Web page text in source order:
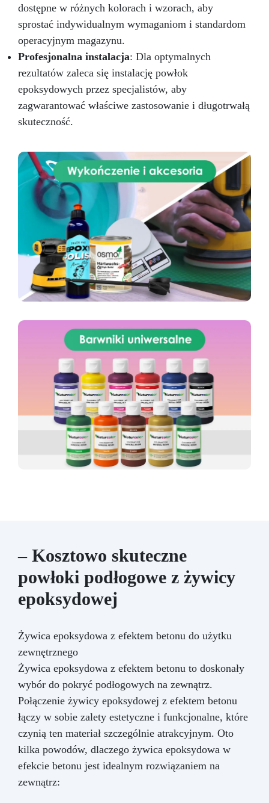
dostępne w różnych kolorach i wzorach, aby
sprostać indywidualnym wymaganiom i standardom
operacyjnym magazynu.
Profesjonalna instalacja: Dla optymalnych
rezultatów zaleca się instalację powłok
epoksydowych przez specjalistów, aby
zagwarantować właściwe zastosowanie i długotrwałą
skuteczność.
– Kosztowo skuteczne
powłoki podłogowe z żywicy
epoksydowej
Żywica epoksydowa z efektem betonu do użytku
zewnętrznego
Żywica epoksydowa z efektem betonu to doskonały
wybór do pokryć podłogowych na zewnątrz.
Połączenie żywicy epoksydowej z efektem betonu
łączy w sobie zalety estetyczne i funkcjonalne, które
czynią ten materiał szczególnie atrakcyjnym. Oto
kilka powodów, dlaczego żywica epoksydowa w
efekcie betonu jest idealnym rozwiązaniem na
zewnątrz: